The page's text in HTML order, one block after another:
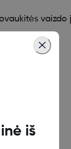
vaizdo
iš